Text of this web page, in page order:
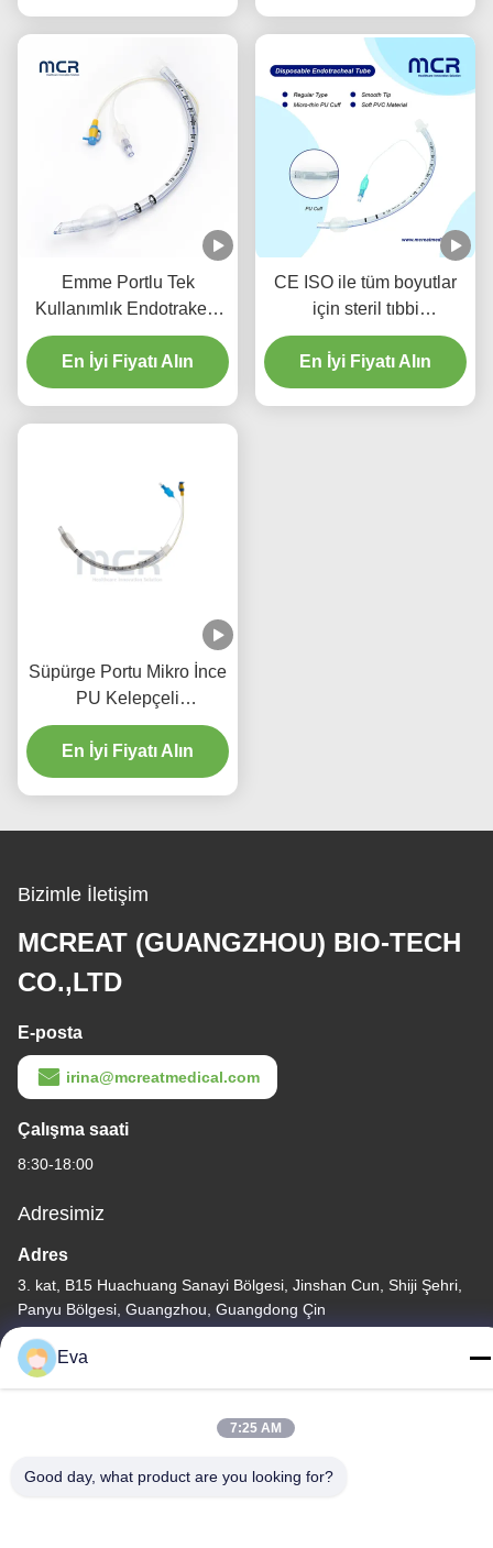
Emme Portlu Tek
Kullanımlık Endotrakeal
Tüp - DEHP İçermeyen
Şeffaf PVC, Beş Yıl Kalite
Garantili
En İyi Fiyatı Alın
CE ISO ile tüm boyutlar
için steril tıbbi
endotrakeal tüp
En İyi Fiyatı Alın
Süpürge Portu Mikro İnce
PU Kelepçeli
Güçlendirilmiş Tek
kullanımlık Endotrakeal
Tüp
En İyi Fiyatı Alın
Bizimle İletişim
MCREAT (GUANGZHOU) BIO-TECH
CO.,LTD
E-posta
irina@mcreatmedical.com
Çalışma saati
8:30-18:00
Adresimiz
Adres
3. kat, B15 Huachuang Sanayi Bölgesi, Jinshan Cun, Shiji Şehri,
Panyu Bölgesi, Guangzhou, Guangdong Çin
Tel
86-020-3156-0583
Eva
7:25 AM
Good day, what product are you looking for?